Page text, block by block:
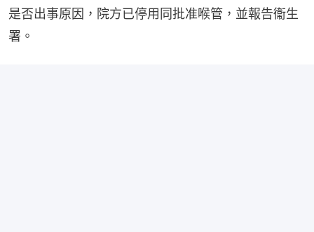
是否出事原因，院方已停用同批准喉管，並報告衞生
署。